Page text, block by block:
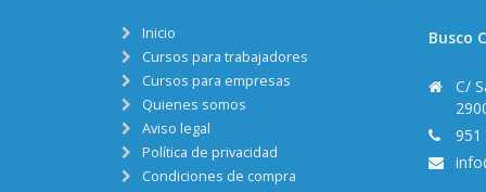
Inicio
Cursos para trabajadores
Cursos para empresas
Quienes somos
Aviso legal
Política de privacidad
Condiciones de compra
Busco
C/
951